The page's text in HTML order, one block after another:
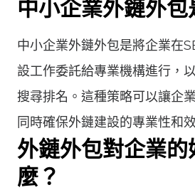
中小企業外鏈外包
中小企業外鏈外包是將企業在
設工作委託給專業機構進行，
搜尋排名。這種策略可以讓企
同時確保外鏈建設的專業性和
外鏈外包對企業的
麼？